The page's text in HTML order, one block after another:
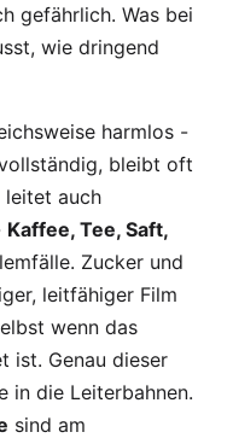
gefährlich. Was bei
wie dringend
harmlos -
bleibt oft
leitet auch
Kaffee, Tee, Saft,
Zucker und
leitfähiger Film
wenn das
ist. Genau dieser
in die Leiterbahnen.
sind am